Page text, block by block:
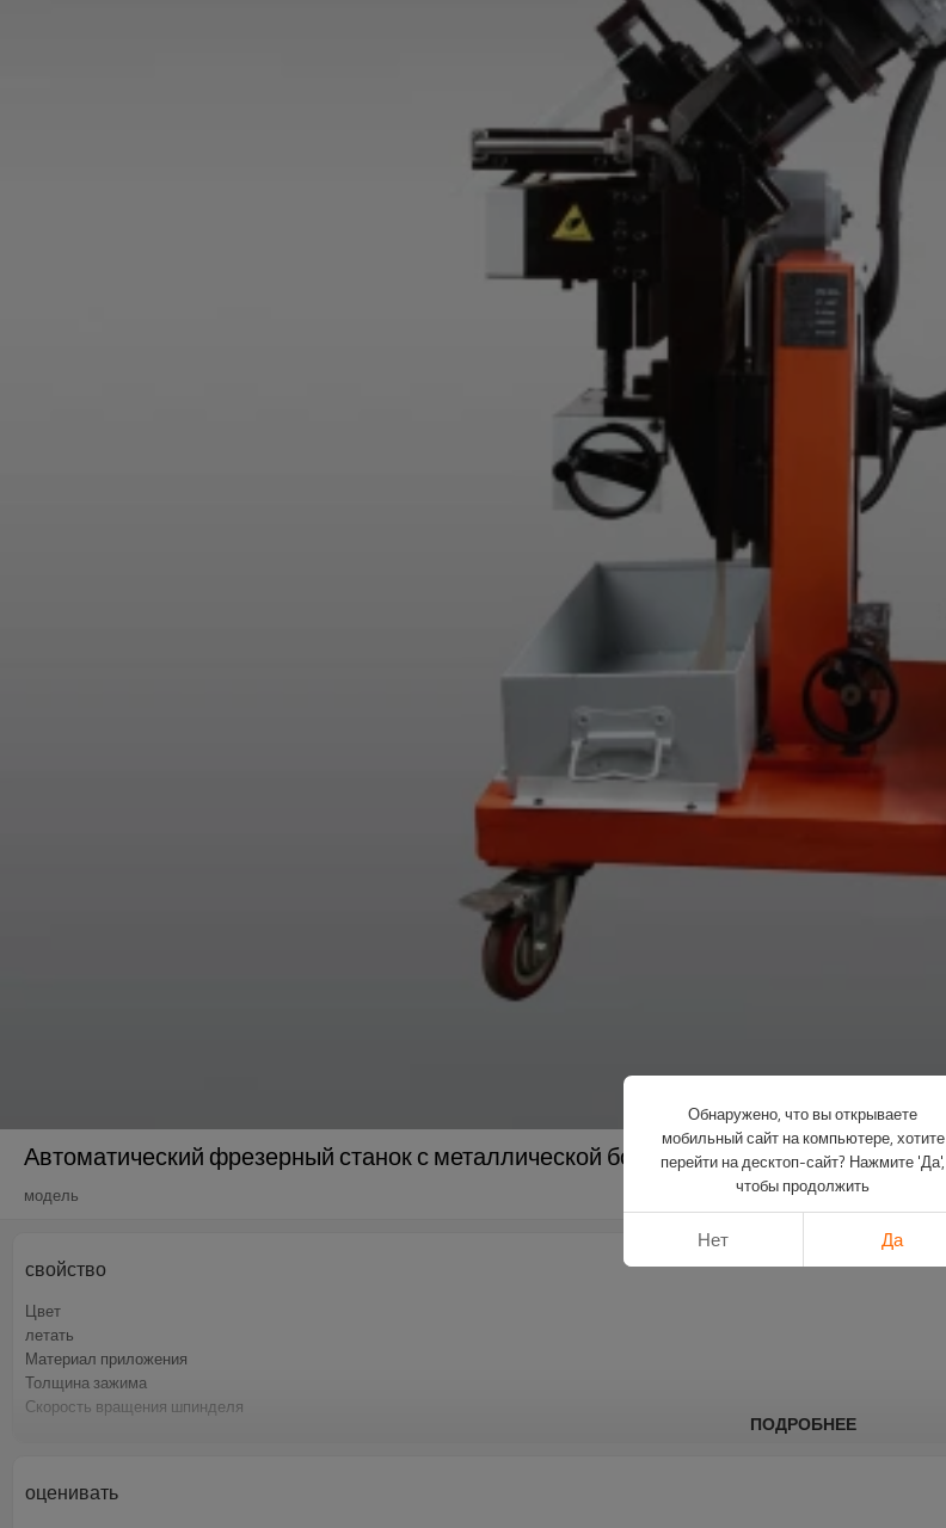
Автоматический фрезерный станок с металлической боковой стальной пластиной
модель
свойство
Цвет
летать
Материал приложения
Толщина зажима
Скорость вращения шпинделя
ПОДРОБНЕЕ
оценивать
Обнаружено, что вы открываете
мобильный сайт на компьютере, хотите
перейти на десктоп-сайт? Нажмите 'Да',
чтобы продолжить
Нет Да